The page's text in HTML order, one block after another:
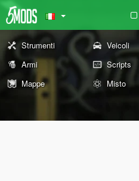
Strumenti Veicoli
Armi
Scripts
Mappe
Misto